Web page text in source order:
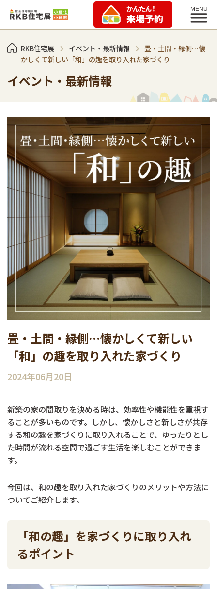
RKB住宅展 イベント・最新情報
畳・土間・縁側…懐
かしくて新しい「和」の趣を取り入れた家づくり
イベント・最新情報
畳・土間・縁側…懐かしくて新しい
「和」の趣を取り入れた家づくり
2024年06月20日
新築の家の間取りを決める時は、効率性や機能性を重視す
ることが多いものです。しかし、懐かしさと新しさが共存
する和の趣を家づくりに取り入れることで、ゆったりとし
た時間が流れる空間で過ごす生活を楽しむことができま
す。
今回は、和の趣を取り入れた家づくりのメリットや方法に
ついてご紹介します。
「和の趣」を家づくりに取り入れ
るポイント